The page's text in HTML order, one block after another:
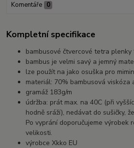
Komentáře 0
Kompletní specifikace
bambusové čtvercové tetra plenky
bambus je velmi savý a jemný
lze použít na jako osuška pro
materiál: 70% bambusová viskóza
gramáž 183g/m
údržba: prát max. na 40C (při
hodně sráží), nedávat do sušičky,
Po vyprání doporučujeme výrobek
velikosti.
výrobce Xkko EU